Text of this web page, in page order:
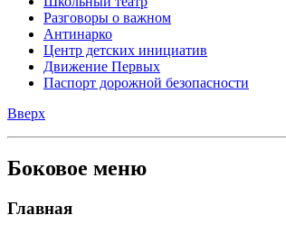
Разговоры о важном
Антинарко
Центр детских инициатив
Движение Первых
Паспорт дорожной безопасности
Вверх
Боковое меню
Главная